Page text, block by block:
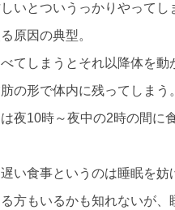
いとついうっかりやってし
原因の典型。
てしまうとそれ以降体を
の形で体内に残ってしまう。
夜10時～夜中の2時の間に
い食事というのは睡眠を妨
方もいるかも知れないが、